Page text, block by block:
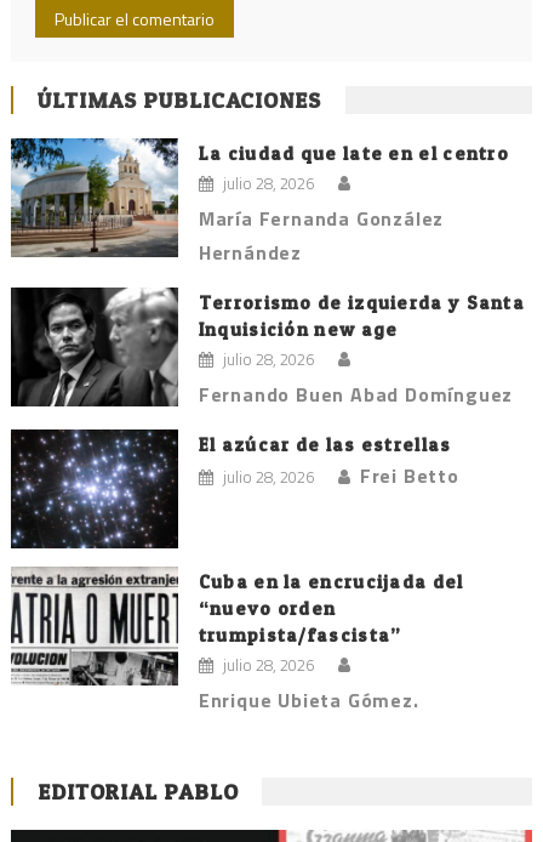
ÚLTIMAS PUBLICACIONES
La ciudad que late en el centro
julio 28, 2026
María Fernanda González
Hernández
Terrorismo de izquierda y Santa
Inquisición new age
julio 28, 2026
Fernando Buen Abad Domínguez
El azúcar de las estrellas
julio 28, 2026 Frei Betto
Cuba en la encrucijada del
“nuevo orden
trumpista/fascista”
julio 28, 2026
Enrique Ubieta Gómez.
EDITORIAL PABLO